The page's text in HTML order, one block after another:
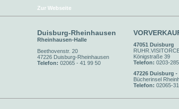
Zur Webseite
Duisburg-Rheinhausen
Rheinhausen-Halle
Beethovenstr. 20
47226 Duisburg-Rheinhausen
Telefon: 02065 - 41 99 50
47051 Duisburg
Königstraße 39
Telefon: 0203-
47226 Duisburg
Bücherinsel
Telefon: 02065-